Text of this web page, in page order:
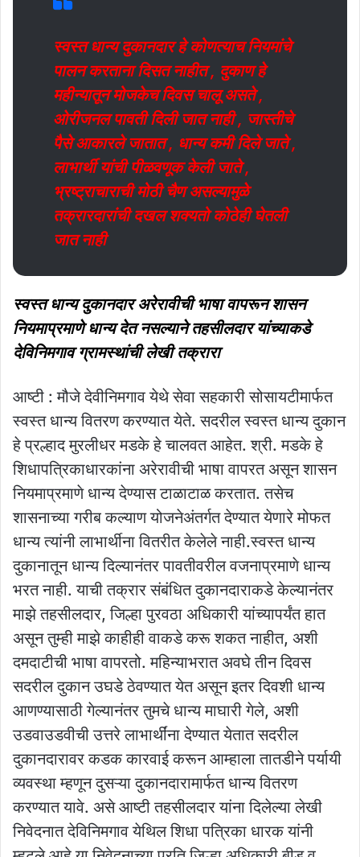
स्वस्त धान्य दुकानदार हे कोणत्याच नियमांचे
पालन करताना दिसत नाहीत , दुकाण हे
महीन्यातून मोजकेच दिवस चालू असते ,
ओरीजनल पावती दिली जात नाही , जास्तीचे
पैसे आकारले जातात , धान्य कमी दिले जाते ,
लाभार्थी यांची पीळवणूक केली जाते ,
भ्रष्ट्राचाराची मोठी चैण असल्यामुळे
तक्रारदारांची दखल शक्यतो कोठेही घेतली
जात नाही
स्वस्त धान्य दुकानदार अरेरावीची भाषा वापरून शासन
नियमाप्रमाणे धान्य देत नसल्याने तहसीलदार यांच्याकडे
देविनिमगाव ग्रामस्थांची लेखी तक्रारा
आष्टी : मौजे देवीनिमगाव येथे सेवा सहकारी सोसायटीमार्फत
स्वस्त धान्य वितरण करण्यात येते. सदरील स्वस्त धान्य दुकान
हे प्रल्हाद मुरलीधर मडके हे चालवत आहेत. श्री. मडके हे
शिधापत्रिकाधारकांना अरेरावीची भाषा वापरत असून शासन
नियमाप्रमाणे धान्य देण्यास टाळाटाळ करतात. तसेच
शासनाच्या गरीब कल्याण योजनेअंतर्गत देण्यात येणारे मोफत
धान्य त्यांनी लाभार्थीना वितरीत केलेले नाही.स्वस्त धान्य
दुकानातून धान्य दिल्यानंतर पावतीवरील वजनाप्रमाणे धान्य
भरत नाही. याची तक्रार संबंधित दुकानदाराकडे केल्यानंतर
माझे तहसीलदार, जिल्हा पुरवठा अधिकारी यांच्यापर्यंत हात
असून तुम्ही माझे काहीही वाकडे करू शकत नाहीत, अशी
दमदाटीची भाषा वापरतो. महिन्याभरात अवघे तीन दिवस
सदरील दुकान उघडे ठेवण्यात येत असून इतर दिवशी धान्य
आणण्यासाठी गेल्यानंतर तुमचे धान्य माघारी गेले, अशी
उडवाउडवीची उत्तरे लाभार्थींना देण्यात येतात सदरील
दुकानदारावर कडक कारवाई करून आम्हाला तातडीने पर्यायी
व्यवस्था म्हणून दुसऱ्या दुकानदारामार्फत धान्य वितरण
करण्यात यावे. असे आष्टी तहसीलदार यांना दिलेल्या लेखी
निवेदनात देविनिमगाव येथिल शिधा पत्रिका धारक यांनी